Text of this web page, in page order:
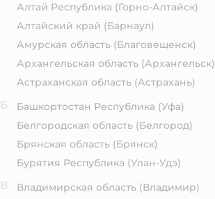
Алтай Республика (Горно-Алтайск)
Алтайский край (Барнаул)
Амурская область (Благовещенск)
Архангельская область (Архангельск)
Астраханская область (Астрахань)
Башкортостан Республика (Уфа)
Белгородская область (Белгород)
Брянская область (Брянск)
Бурятия Республика (Улан-Удэ)
Владимирская область (Владимир)